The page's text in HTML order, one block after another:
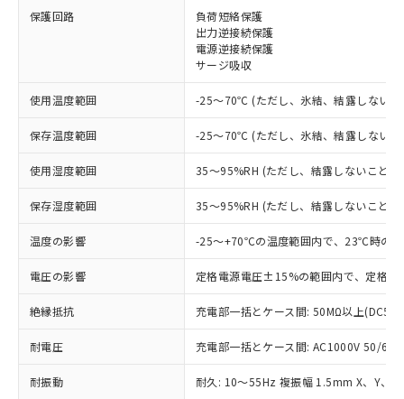
保護回路
負荷短絡保護
出力逆接続保護
電源逆接続保護
サージ吸収
使用温度範囲 -25～70℃ (ただし、氷結、結露しないこ
保存温度範囲 -25～70℃ (ただし、氷結、結露しないこ
使用湿度範囲 35～95%RH (ただし、結露しないこと)
保存湿度範囲 35～95%RH (ただし、結露しないこと)
温度の影響 -25～+70℃の温度範囲内で、23℃時の
電圧の影響 定格電源電圧±15%の範囲内で、定格
絶縁抵抗 充電部一括とケース間: 50MΩ以上
耐電圧 充電部一括とケース間: AC1000V 50/
耐振動 耐久: 10～55Hz 複振幅 1.5mm X、Y、Z
ご利用条件
以下の条件をお読みいただき、同意のうえ
本サービスは、当社制御機器事業取扱
商品の当社在庫状況および標準価格
(税抜)を提供させていただくもので
当社制御機器事業取扱商品の中には、
本サービスの対象外となる商品もある
ことをご了承ください。
在庫状況および標準価格照会結果は、
記載している更新日時点での社内デー
※1 対応状況
対応済み：EU RoHS指令（10物質）の
非含有に対応した製品が提供可能な商品で
対応予定：EU RoHS指令（10物質）の非含
商品です。
対応予定なし：EU RoHS指令（10物質）の
非含有に非対応の商品で、対応品を出す予
定はありません。
調査・確認中：EU RoHS指令（10物質）の
非含有の対応状況を調査中または確認中の
非該当品：ライセンス料など無形物で、有
害物質有無と関係のない商品です。
仕入先様の事情により、非含有部品として
いたものが、含有品と判明した場合などや
むを得ず変更することがあります。
*EU RoHS指令（10物質）：
※1 中国RoHS○×表
「○」：最大均質材料含有率が中国RoHSの
基準値以下であることを示します。
「×」：最大均質材料含有率が中国RoHSの
基準値を超えていることを示します。
「－」：未確認です。当社販売部門へお問
い合わせください。
当社は、これら貴社製品のうち、外国
為替および外国貿易法に定める商品
（以下｢規制貨物等」という）を輸出